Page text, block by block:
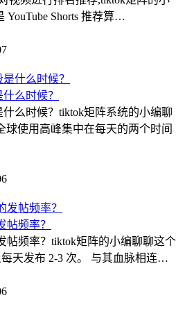
YouTube Shorts 推荐算…
么时候？
么时候？tiktok矩阵系统的小编聊
球使用高峰集中在每天的两个时间
帖频率？
帖频率？tiktok矩阵的小编聊聊这个
每天发布 2-3 次。 与其血脉相连…